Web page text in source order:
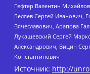
Гефтер Валентин
Беляев Сергей Иванович,
Вячеславович, Арапова
Лукашевский Сергей
Александрович, Вицин
Константинович
Источник: http://